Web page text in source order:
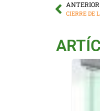
ANTERIOR
CIERRE DE